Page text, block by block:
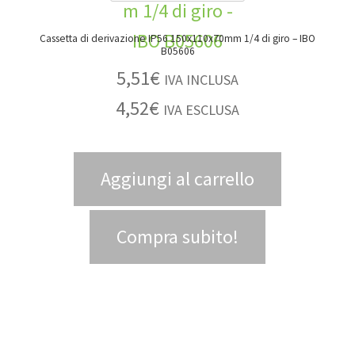
Cassetta di derivazione IP56 150x110x70mm 1/4 di giro – IBO
B05606
5,51€ IVA INCLUSA
4,52€ IVA ESCLUSA
Aggiungi al carrello
Compra subito!